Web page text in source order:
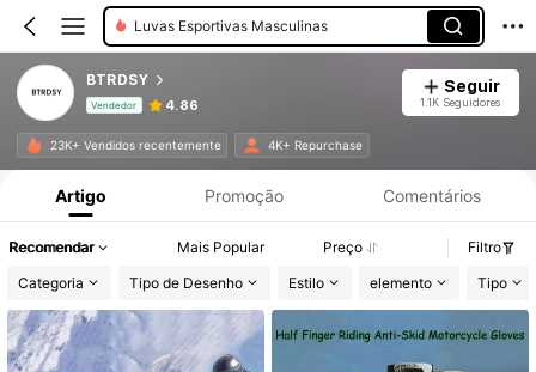
Corrente De Calças Femininas
BTRDSY
Vendedor 4.86
Seguir
1.1K Seguidores
23K+ Vendidos recentemente 4K+ Repurchase
Informações do Produto: Divulgação de Preço, Vendas e Detalhes de Stock.
Artigo Promoção Comentários
Recomendar Mais Popular Preço
Filtro
Categoria
Tipo de Desenho Estilo elemento Tipo